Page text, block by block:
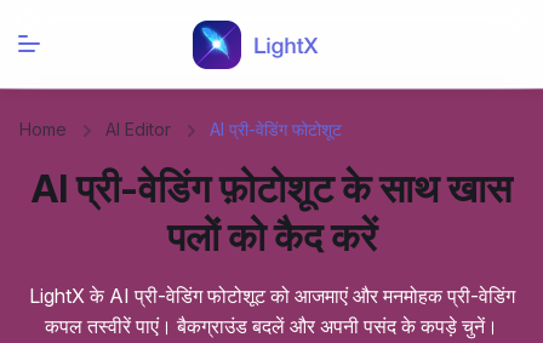
Home AI Editor AI प्री-वेडिंग फोटोशूट
AI प्री-वेडिंग फ़ोटोशूट के साथ खास
पलों को कैद करें
LightX के AI प्री-वेडिंग फोटोशूट को आजमाएं और मनमोहक प्री-वेडिंग
कपल तस्वीरें पाएं। बैकग्राउंड बदलें और अपनी पसंद के कपड़े चुनें।